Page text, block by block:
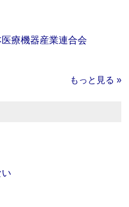
療機器産業連合会
もっと見る »